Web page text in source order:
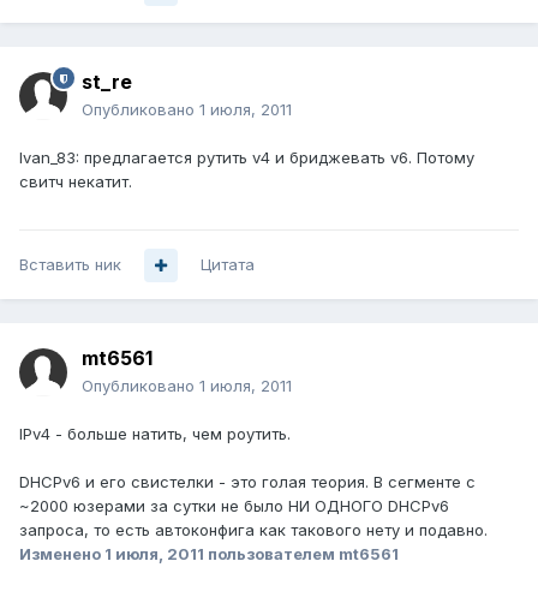
st_re
Опубликовано 1 июля, 2011
Ivan_83: предлагается рутить v4 и бриджевать v6. Потому
свитч некатит.
Вставить ник Цитата
mt6561
Опубликовано 1 июля, 2011
IPv4 - больше натить, чем роутить.
DHCPv6 и его свистелки - это голая теория. В сегменте с
~2000 юзерами за сутки не было НИ ОДНОГО DHCPv6
запроса, то есть автоконфига как такового нету и подавно.
Изменено 1 июля, 2011 пользователем mt6561